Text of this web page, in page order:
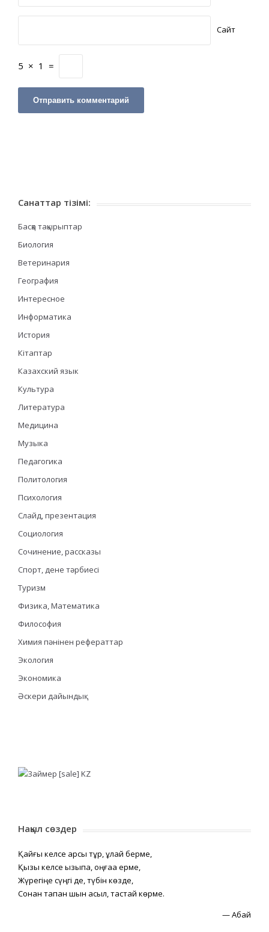
Сайт
5 × 1 =
Санаттар тізімі:
Басқа тақырыптар
Биология
Ветеринария
География
Интересное
Информатика
История
Кітаптар
Казахский язык
Культура
Литература
Медицина
Музыка
Педагогика
Политология
Психология
Слайд, презентация
Социология
Сочинение, рассказы
Спорт, дене тәрбиесі
Туризм
Физика, Математика
Философия
Химия пәнінен рефераттар
Экология
Экономика
Әскери дайындық
Нақыл сөздер
Қайғы келсе қарсы тұр, құлай берме,
Қызық келсе қызықпа, оңғаққа ерме,
Жүрегіңе сүңгі де, түбін көзде,
Сонан тапқан шын асыл, тастай көрме.
—Абай